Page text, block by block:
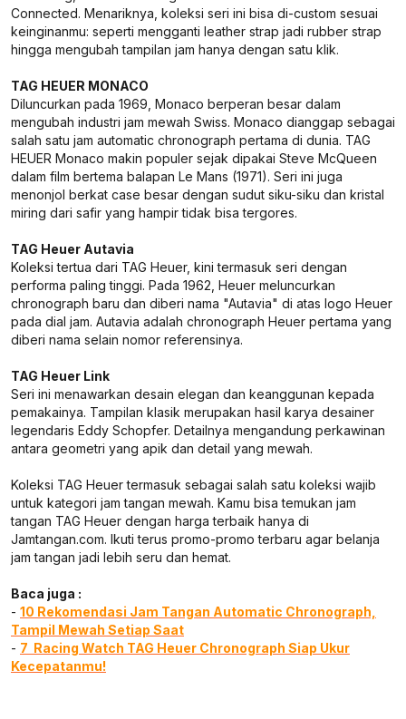
Connected. Menariknya, koleksi seri ini bisa di-custom sesuai
keinginanmu: seperti mengganti leather strap jadi rubber strap
hingga mengubah tampilan jam hanya dengan satu klik.
TAG HEUER MONACO
Diluncurkan pada 1969, Monaco berperan besar dalam
mengubah industri jam mewah Swiss. Monaco dianggap sebagai
salah satu jam automatic chronograph pertama di dunia. TAG
HEUER Monaco makin populer sejak dipakai Steve McQueen
dalam film bertema balapan Le Mans (1971). Seri ini juga
menonjol berkat case besar dengan sudut siku-siku dan kristal
miring dari safir yang hampir tidak bisa tergores.
TAG Heuer Autavia
Koleksi tertua dari TAG Heuer, kini termasuk seri dengan
performa paling tinggi. Pada 1962, Heuer meluncurkan
chronograph baru dan diberi nama "Autavia" di atas logo Heuer
pada dial jam. Autavia adalah chronograph Heuer pertama yang
diberi nama selain nomor referensinya.
TAG Heuer Link
Seri ini menawarkan desain elegan dan keanggunan kepada
pemakainya. Tampilan klasik merupakan hasil karya desainer
legendaris Eddy Schopfer. Detailnya mengandung perkawinan
antara geometri yang apik dan detail yang mewah.
Koleksi TAG Heuer termasuk sebagai salah satu koleksi wajib
untuk kategori jam tangan mewah. Kamu bisa temukan jam
tangan TAG Heuer dengan harga terbaik hanya di
Jamtangan.com. Ikuti terus promo-promo terbaru agar belanja
jam tangan jadi lebih seru dan hemat.
Baca juga :
- 10 Rekomendasi Jam Tangan Automatic Chronograph,
Tampil Mewah Setiap Saat
- 7 Racing Watch TAG Heuer Chronograph Siap Ukur
Kecepatanmu!